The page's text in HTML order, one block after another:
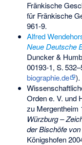
Fränkische
für Fränkische
961-9.
Alfred
Neue Deutsche
Duncker &
00193-1, S.
biographie.de
).
Orden e. V. und
zu Mergentheim
Würzburg –
der Bischöfe
Königshofen